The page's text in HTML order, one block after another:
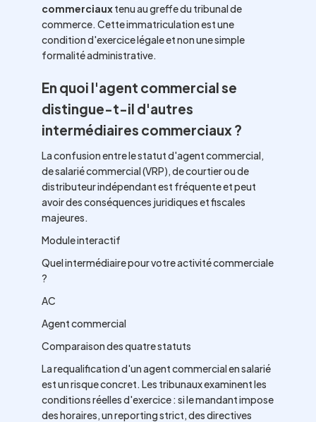
commerciauxtenu au greffe du tribunal de
commerce. Cette immatriculation est une
condition d'exercice légale et non une simple
formalité administrative.
En quoi l'agent commercial se
distingue-t-il d'autres
intermédiaires commerciaux ?
La confusion entre le statut d'agent commercial,
de salarié commercial (VRP), de courtier ou de
distributeur indépendant est fréquente et peut
avoir des conséquences juridiques et fiscales
majeures.
Module interactif
Quel intermédiaire pour votre activité commerciale
?
AC
Agent commercial
Comparaison des quatre statuts
La requalification d'un agent commercial en salarié
est un risque concret. Les tribunaux examinent les
conditions réelles d'exercice : si le mandant impose
des horaires, un reporting strict, des directives